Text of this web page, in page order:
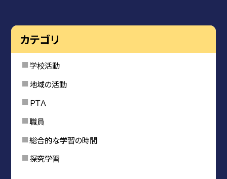
カテゴリ
学校活動
地域の活動
ＰＴＡ
職員
総合的な学習の時間
探究学習